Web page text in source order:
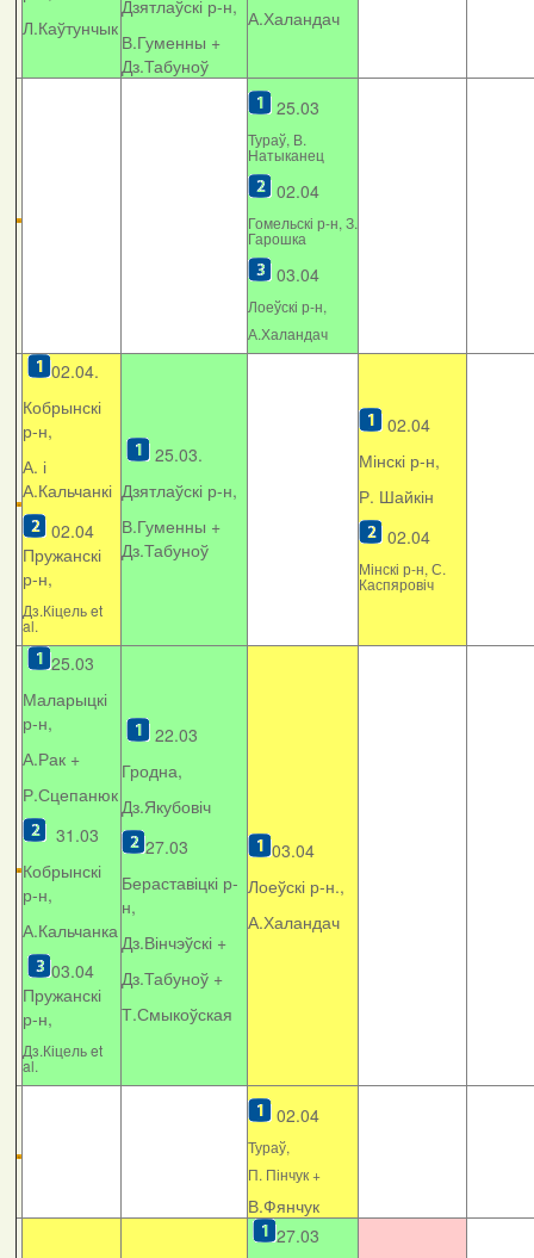
Л.Каўтунчык
Дзятлаўскі р-н,
В.Гуменны +
Дз.Табуноў
А.Халандач
25.03
Тураў, В.
Натыканец
02.04
Гомельскі р-н, З.
Гарошка
03.04
Лоеўскі р-н,
А.Халандач
02.04.
Кобрынскі
р-н,
А. і
А.Кальчанкі
02.04
Пружанскі
р-н,
Дз.Кіцель et
al.
25.03.
Дзятлаўскі р-н,
В.Гуменны +
Дз.Табуноў
02.04
Мінскі р-н,
Р. Шайкін
02.04
Мінскі р-н, С.
Каспяровіч
25.03
Маларыцкі
р-н,
А.Рак +
Р.Сцепанюк
31.03
Кобрынскі
р-н,
А.Кальчанка
03.04
Пружанскі
р-н,
Дз.Кіцель et
al.
22.03
Гродна,
Дз.Якубовіч
27.03
Бераставіцкі р-
н,
Дз.Вінчэўскі +
Дз.Табуноў +
Т.Смыкоўская
03.04
Лоеўскі р-н.,
А.Халандач
02.04
Тураў,
П. Пінчук +
В.Фянчук
27.03